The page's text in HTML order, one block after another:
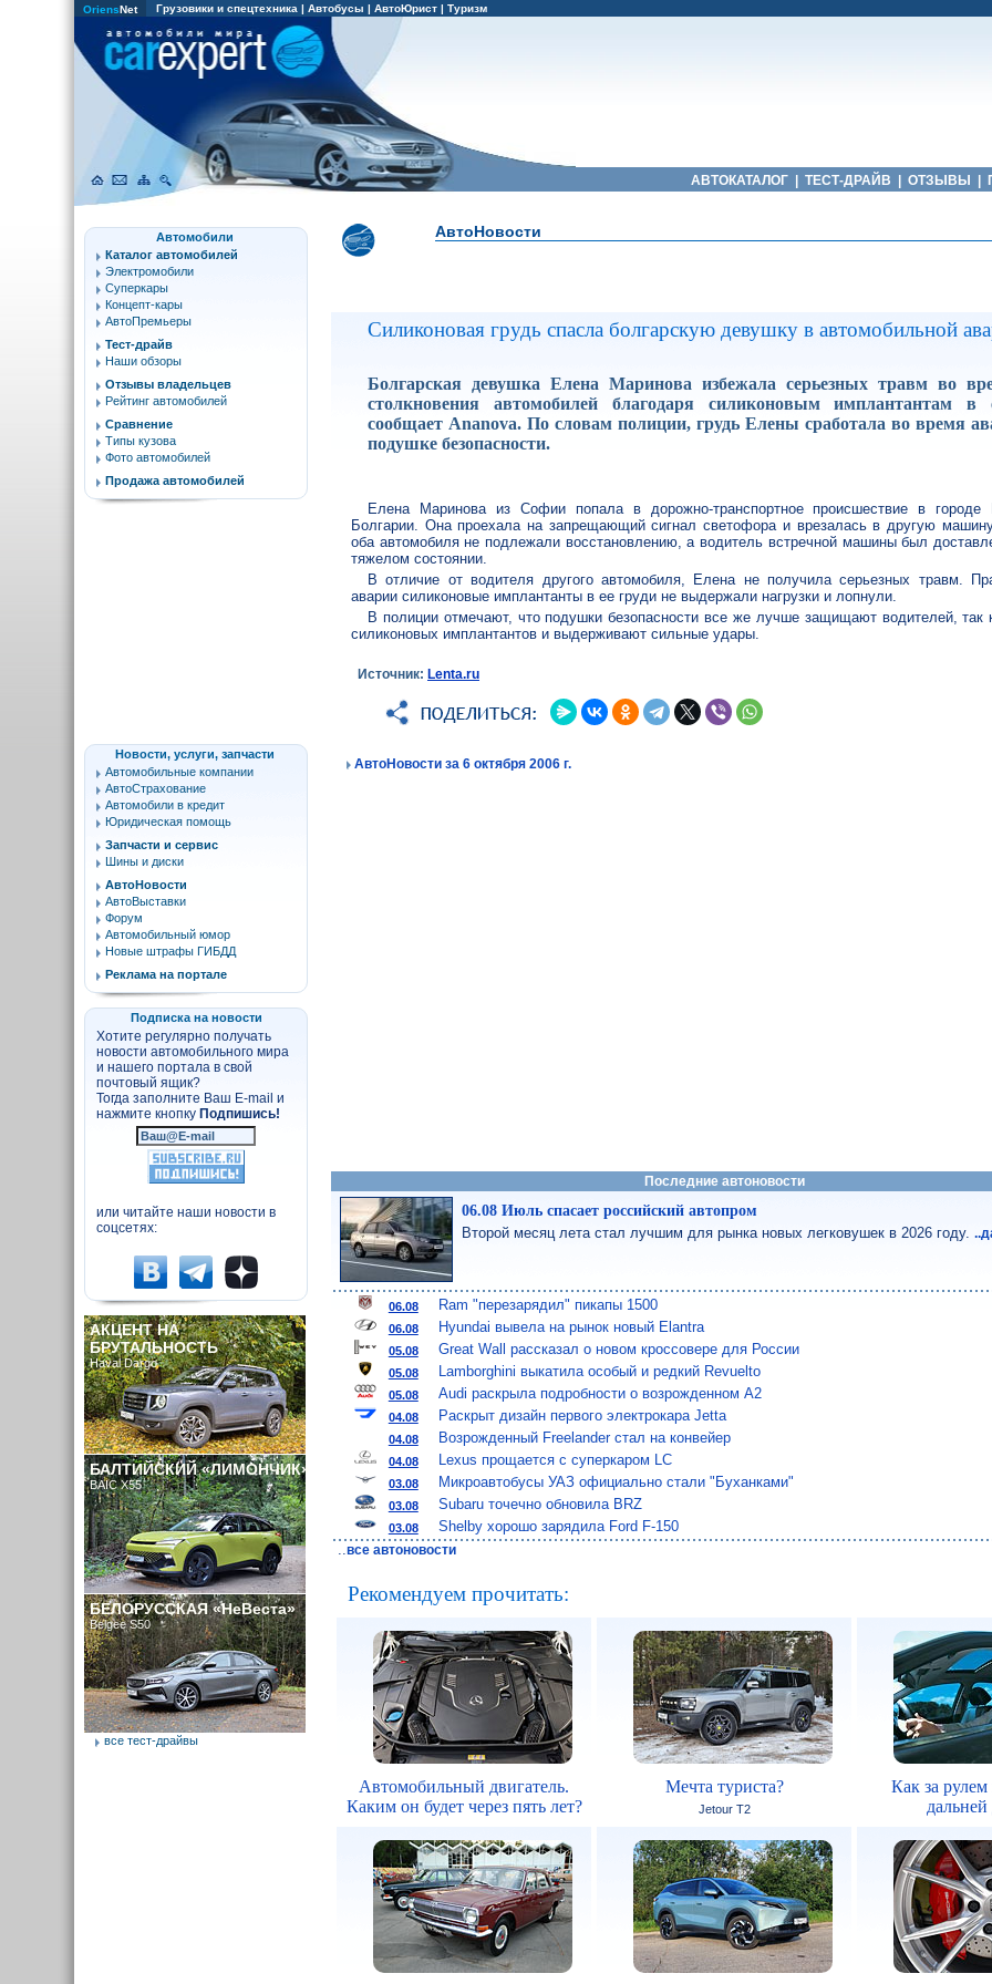
OriensNet Грузовики и спецтехника | Автобусы | АвтоЮрист | Туризм
АВТОКАТАЛОГ ТЕСТ-ДРАЙВ ОТЗЫВЫ
АвтоНовости
Силиконовая грудь спасла болгарскую девушку в автомобильной
Болгарская девушка Елена Маринова избежала серьезных травм во
столкновения автомобилей благодаря силиконовым имплантантам в
сообщает Ananova. По словам полиции, грудь Елены сработала во время
подушке безопасности.
Елена Маринова из Софии попала в дорожно-транспортное происшествие в
Болгарии. Она проехала на запрещающий сигнал светофора и врезалась в другую
оба автомобиля не подлежали восстановлению, а водитель встречной машины был
тяжелом состоянии.
В отличие от водителя другого автомобиля, Елена не получила серьезных травм.
аварии силиконовые имплантанты в ее груди не выдержали нагрузки и лопнули.
В полиции отмечают, что подушки безопасности все же лучше защищают водителей, так
силиконовых имплантантов и выдерживают сильные удары.
Источник:Lenta.ru
АвтоНовости за 6 октября 2006 г.
Последние автоновости
06.08 Июль спасает российский автопром
Второй месяц лета стал лучшим для рынка новых легковушек в 2026 году.
06.08 Ram "перезарядил" пикапы 1500
06.08 Hyundai вывела на рынок новый Elantra
05.08 Great Wall рассказал о новом кроссовере для России
05.08 Lamborghini выкатила особый и редкий Revuelto
05.08 Audi раскрыла подробности о возрожденном A2
04.08 Раскрыт дизайн первого электрокара Jetta
04.08 Возрожденный Freelander стал на конвейер
04.08 Lexus прощается с суперкаром LC
03.08 Микроавтобусы УАЗ официально стали "Буханками"
03.08 Subaru точечно обновила BRZ
03.08
Shelby хорошо зарядила Ford F-150
..все автоновости
Рекомендуем прочитать:
Автомобильный двигатель.
Каким он будет через пять лет?
Мечта туриста?
Jetour T2
Как за рулем
дальней
Автомобили
Каталог автомобилей
Электромобили
Суперкары
Концепт-кары
АвтоПремьеры
Тест-драйв
Наши обзоры
Отзывы владельцев
Рейтинг автомобилей
Сравнение
Типы кузова
Фото автомобилей
Продажа автомобилей
Новости, услуги, запчасти
Автомобильные компании
АвтоСтрахование
Автомобили в кредит
Юридическая помощь
Запчасти и сервис
Шины и диски
АвтоНовости
АвтоВыставки
Форум
Автомобильный юмор
Новые штрафы ГИБДД
Реклама на портале
Подписка на новости
Хотите регулярно получать
новости автомобильного мира
и нашего портала в свой
почтовый ящик?
Тогда заполните Ваш E-mail и
нажмите кнопку Подпишись!
или читайте наши новости в
соцсетях:
АКЦЕНТ НА
БРУТАЛЬНОСТЬ
Haval Dargo
БАЛТИЙСКИЙ «ЛИМОНЧИК»
BAIC X55
БЕЛОРУССКАЯ «НеВеста»
Belgee S50
все тест-драйвы